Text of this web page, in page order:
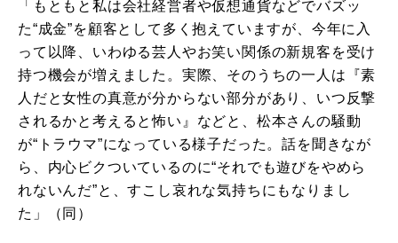
「もともと私は会社経営者や仮想通貨などでバズッ
た“成金”を顧客として多く抱えていますが、今年に入
って以降、いわゆる芸人やお笑い関係の新規客を受け
持つ機会が増えました。実際、そのうちの一人は『素
人だと女性の真意が分からない部分があり、いつ反撃
されるかと考えると怖い』などと、松本さんの騒動
が“トラウマ”になっている様子だった。話を聞きなが
ら、内心ビクついているのに“それでも遊びをやめら
れないんだ”と、すこし哀れな気持ちにもなりまし
た」（同）